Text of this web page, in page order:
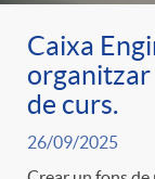
Caixa
organitzar
de curs.
26/09/2025